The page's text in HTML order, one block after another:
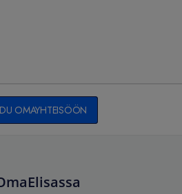
OMAYHTEISÖÖN